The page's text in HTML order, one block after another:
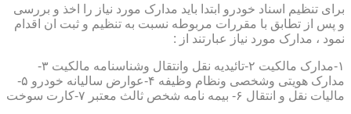
برای تنظیم اسناد خودرو ابتدا باید مدارک مورد نیاز را اخذ و بررسی
و پس از تطابق با مقررات مربوطه نسبت به تنظیم و ثبت ان اقدام
نمود ، مدارک مورد نیاز عبارتند از :
۱-مدارک مالکیت ۲-تائیدیه نقل وانتقال وشناسنامه مالکیت ۳-
مدارک هویتی وشخصی ونظام وظیفه ۴-عوارض سالیانه خودرو ۵-
مالیات نقل و انتقال ۶- بیمه نامه شخص ثالث معتبر ۷-کارت سوخت